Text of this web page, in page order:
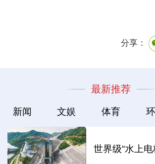
分享：
最新推荐
新闻 文娱 体育
世界级“水上电